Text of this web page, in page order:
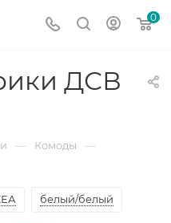
0
ДСВ
— Комоды —
белый/белый